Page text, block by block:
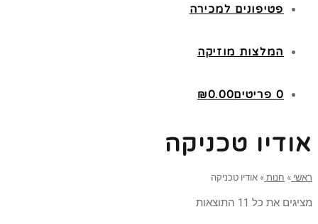
פטיפונים למכירה
המלצות מוזיקה
0 פריטים ₪0.00
אודיו טכניקה
ראשי » חנות » אודיו טכניקה
מציגים את כל ⁦11⁩ התוצאות